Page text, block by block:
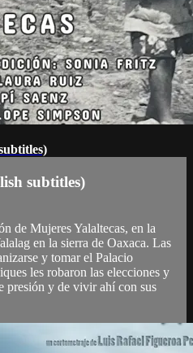
subtitles)
de Mujeres Yalaltecas, en la
en la sierra de Oaxaca. Las
y tomar el Palacio
les robaron las elecciones y
presión y de vivir ahí con sus